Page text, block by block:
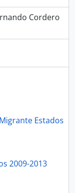
Cordero
Estados
2009-2013